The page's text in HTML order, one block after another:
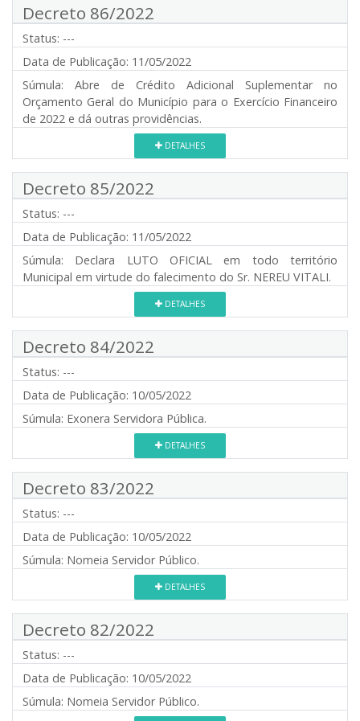
Decreto 86/2022
Status: ---
Data de Publicação: 11/05/2022
Súmula: Abre de Crédito Adicional Suplementar no
Orçamento Geral do Município para o Exercício Financeiro
de 2022 e dá outras providências.
DETALHES
Decreto 85/2022
Status: ---
Data de Publicação: 11/05/2022
Súmula: Declara LUTO OFICIAL em todo território
Municipal em virtude do falecimento do Sr. NEREU VITALI.
DETALHES
Decreto 84/2022
Status: ---
Data de Publicação: 10/05/2022
Súmula: Exonera Servidora Pública.
DETALHES
Decreto 83/2022
Status: ---
Data de Publicação: 10/05/2022
Súmula: Nomeia Servidor Público.
DETALHES
Decreto 82/2022
Status: ---
Data de Publicação: 10/05/2022
Súmula: Nomeia Servidor Público.